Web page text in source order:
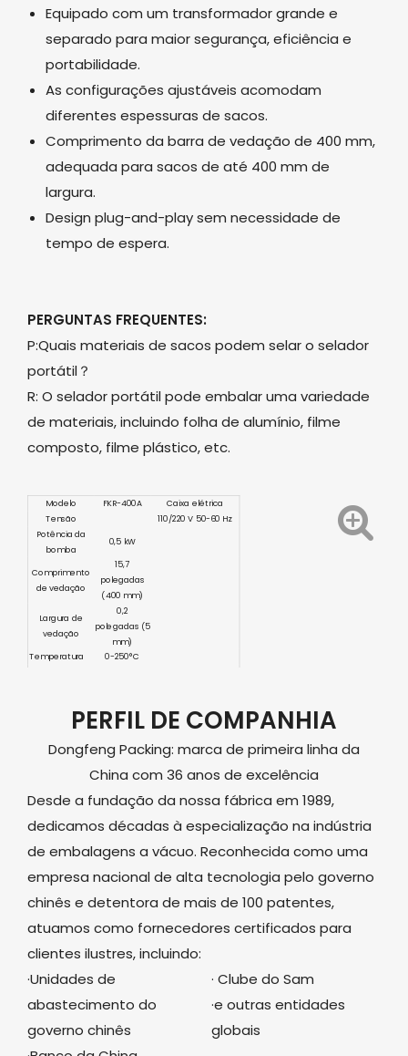
Equipado com um transformador grande e
separado para maior segurança, eficiência e
portabilidade.
As configurações ajustáveis ​​acomodam
diferentes espessuras de sacos.
Comprimento da barra de vedação de 400 mm,
adequada para sacos de até 400 mm de
largura.
Design plug-and-play sem necessidade de
tempo de espera.
PERGUNTAS FREQUENTES:
P:Quais materiais de sacos podem selar o selador
portátil？
R: O selador portátil pode embalar uma variedade
de materiais, incluindo folha de alumínio, filme
composto, filme plástico, etc.
Modelo FKR-400A
Caixa elétrica
Tensão
110/220 V 50-60 Hz
Potência da
bomba
0,5 kW
Comprimento
de vedação
15,7
polegadas
(400 mm)
Largura de
vedação
0,2
polegadas (5
mm)
Temperatura
0-250°C
mm)
(220x125x165mm)
kg)
PERFIL DE COMPANHIA
Dongfeng Packing: marca de primeira linha da
China com 36 anos de excelência
Desde a fundação da nossa fábrica em 1989,
dedicamos décadas à especialização na indústria
de embalagens a vácuo. Reconhecida como uma
empresa nacional de alta tecnologia pelo governo
chinês e detentora de mais de 100 patentes,
atuamos como fornecedores certificados para
clientes ilustres, incluindo:
·Unidades de
abastecimento do
governo chinês
· Clube do Sam
·e outras entidades
globais